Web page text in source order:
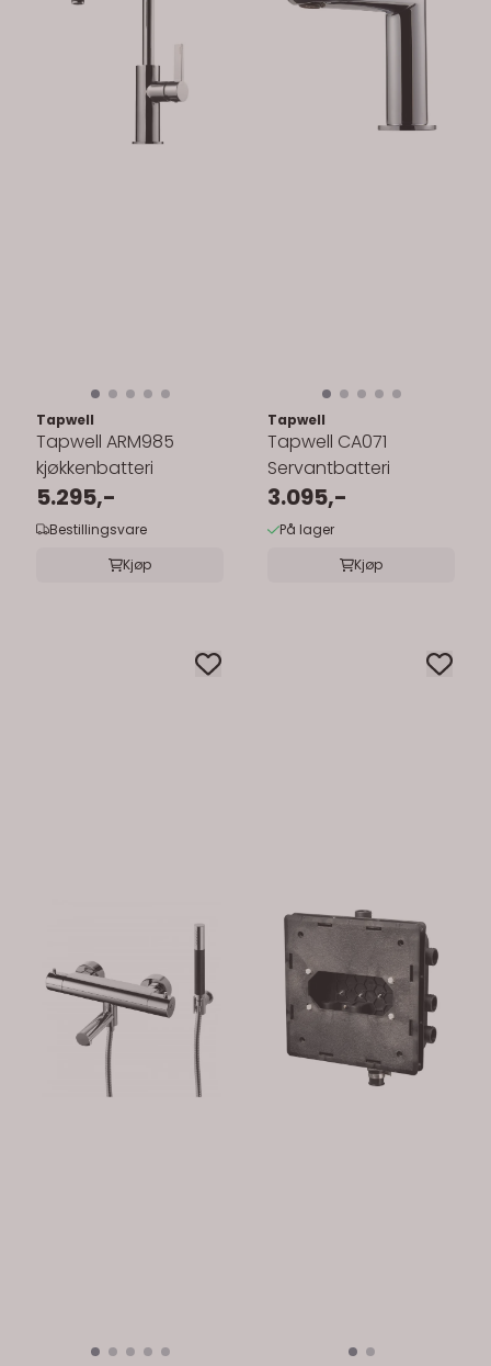
Tapwell
Tapwell ARM985
kjøkkenbatteri
5.295,-
Bestillingsvare
Kjøp
Tapwell
Tapwell CA071
Servantbatteri
3.095,-
På lager
Kjøp